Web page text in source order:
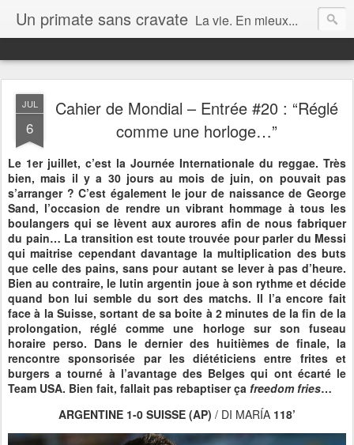
Un primate sans cravate La vie. En mieux...
JUL
6
Cahier de Mondial – Entrée #20 : “Réglé
comme une horloge…”
Le 1er juillet, c’est la Journée Internationale du reggae. Très
bien, mais il y a 30 jours au mois de juin, on pouvait pas
s’arranger ? C’est également le jour de naissance de George
Sand, l’occasion de rendre un vibrant hommage à tous les
boulangers qui se lèvent aux aurores afin de nous fabriquer
du pain… La transition est toute trouvée pour parler du Messi
qui maitrise cependant davantage la multiplication des buts
que celle des pains, sans pour autant se lever à pas d’heure.
Bien au contraire, le lutin argentin joue à son rythme et décide
quand bon lui semble du sort des matchs. Il l’a encore fait
face à la Suisse, sortant de sa boite à 2 minutes de la fin de la
prolongation, réglé comme une horloge sur son fuseau
horaire perso. Dans le dernier des huitièmes de finale, la
rencontre sponsorisée par les diététiciens entre frites et
burgers a tourné à l’avantage des Belges qui ont écarté le
Team USA. Bien fait, fallait pas rebaptiser ça freedom fries…
ARGENTINE 1-0 SUISSE (AP) / DI MARÍA 118’